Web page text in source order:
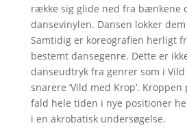
række sig glide ned fra bænkene
dansevinylen. Dansen lokker
Samtidig er koreografien herligt
bestemt dansegenre. Dette er
danseudtryk fra genrer som i
snarere ’Vild med Krop’.
fald hele tiden i nye positioner
i en akrobatisk undersøgelse.